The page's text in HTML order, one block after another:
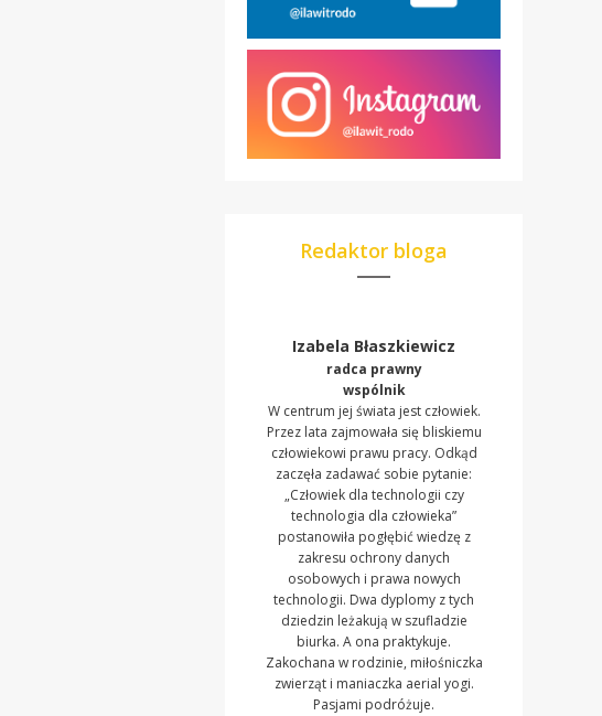
Redaktor bloga
Izabela Błaszkiewicz
radca prawny
wspólnik
W centrum jej świata jest człowiek.
Przez lata zajmowała się bliskiemu
człowiekowi prawu pracy. Odkąd
zaczęła zadawać sobie pytanie:
„Człowiek dla technologii czy
technologia dla człowieka”
postanowiła pogłębić wiedzę z
zakresu ochrony danych
osobowych i prawa nowych
technologii. Dwa dyplomy z tych
dziedzin leżakują w szufladzie
biurka. A ona praktykuje.
Zakochana w rodzinie, miłośniczka
zwierząt i maniaczka aerial yogi.
Pasjami podróżuje.